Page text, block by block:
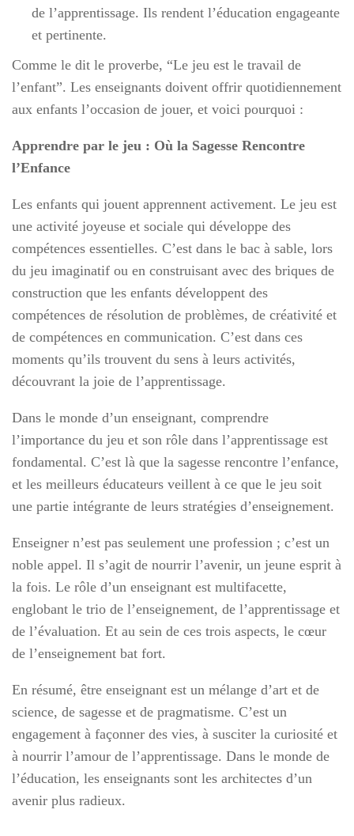
de l’apprentissage. Ils rendent l’éducation engageante
et pertinente.
Comme le dit le proverbe, “Le jeu est le travail de
l’enfant”. Les enseignants doivent offrir quotidiennement
aux enfants l’occasion de jouer, et voici pourquoi :
Apprendre par le jeu : Où la Sagesse Rencontre
l’Enfance
Les enfants qui jouent apprennent activement. Le jeu est
une activité joyeuse et sociale qui développe des
compétences essentielles. C’est dans le bac à sable, lors
du jeu imaginatif ou en construisant avec des briques de
construction que les enfants développent des
compétences de résolution de problèmes, de créativité et
de compétences en communication. C’est dans ces
moments qu’ils trouvent du sens à leurs activités,
découvrant la joie de l’apprentissage.
Dans le monde d’un enseignant, comprendre
l’importance du jeu et son rôle dans l’apprentissage est
fondamental. C’est là que la sagesse rencontre l’enfance,
et les meilleurs éducateurs veillent à ce que le jeu soit
une partie intégrante de leurs stratégies d’enseignement.
Enseigner n’est pas seulement une profession ; c’est un
noble appel. Il s’agit de nourrir l’avenir, un jeune esprit à
la fois. Le rôle d’un enseignant est multifacette,
englobant le trio de l’enseignement, de l’apprentissage et
de l’évaluation. Et au sein de ces trois aspects, le cœur
de l’enseignement bat fort.
En résumé, être enseignant est un mélange d’art et de
science, de sagesse et de pragmatisme. C’est un
engagement à façonner des vies, à susciter la curiosité et
à nourrir l’amour de l’apprentissage. Dans le monde de
l’éducation, les enseignants sont les architectes d’un
avenir plus radieux.